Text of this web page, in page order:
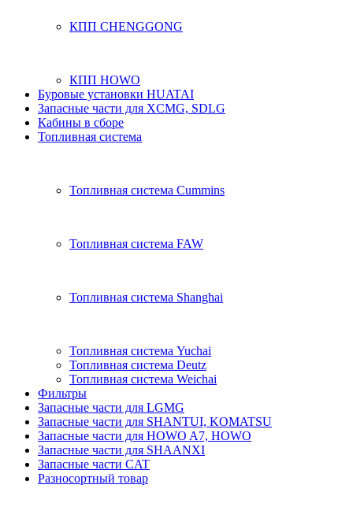
КПП CHENGGONG
КПП HOWO
Буровые установки HUATAI
Запасные части для XCMG, SDLG
Кабины в сборе
Топливная система
Топливная система Cummins
Топливная система FAW
Топливная система Shanghai
Топливная система Yuchai
Топливная система Deutz
Топливная система Weichai
Фильтры
Запасные части для LGMG
Запасные части для SHANTUI, KOMATSU
Запасные части для HOWO A7, HOWO
Запасные части для SHAANXI
Запасные части CAT
Разносортный товар